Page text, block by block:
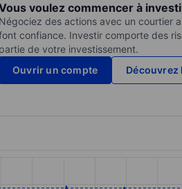
voulez commencer à
Négociez des actions avec un courtier
confiance. Investir comporte des
partie de votre investissement.
Ouvrir un compte
Découvrez